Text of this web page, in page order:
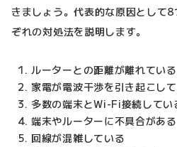
きましょう。代表的な原因として
ぞれの対処法を説明します。
ルーターとの距離が離れてい
家電が電波干渉を引き起こし
多数の端末とWi-Fi接続してい
端末やルーターに不具合がある
回線が混雑している